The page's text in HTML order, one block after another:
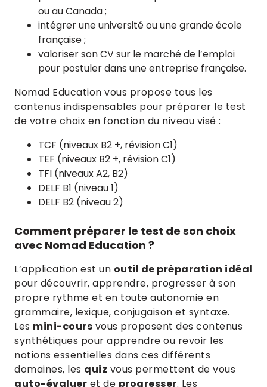
ou au Canada ;
intégrer une université ou une grande école
française ;
valoriser son CV sur le marché de l’emploi
pour postuler dans une entreprise française.
Nomad Education vous propose tous les
contenus indispensables pour préparer le test
de votre choix en fonction du niveau visé :
TCF (niveaux B2 +, révision C1)
TEF (niveaux B2 +, révision C1)
TFI (niveaux A2, B2)
DELF B1 (niveau 1)
DELF B2 (niveau 2)
Comment préparer le test de son choix
avec Nomad Education ?
L’application est un outil de préparation idéal
pour découvrir, apprendre, progresser à son
propre rythme et en toute autonomie en
grammaire, lexique, conjugaison et syntaxe.
Les mini-cours vous proposent des contenus
synthétiques pour apprendre ou revoir les
notions essentielles dans ces différents
domaines, les quiz vous permettent de vous
auto-évaluer et de progresser. Les